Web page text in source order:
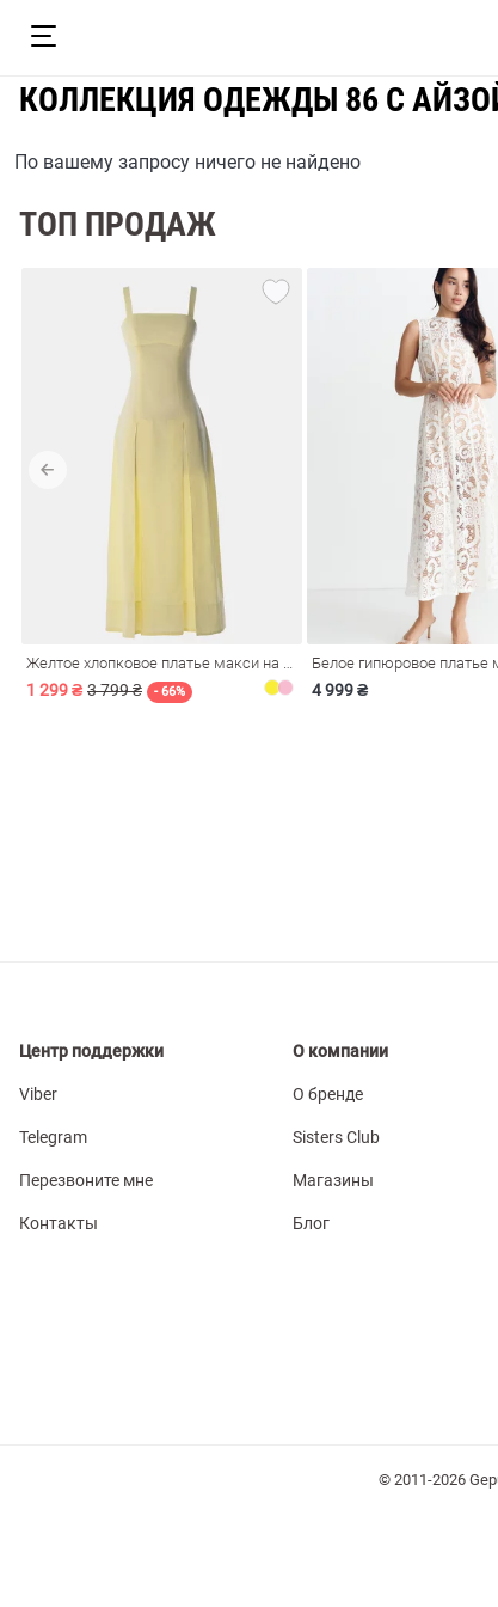
КОЛЛЕКЦИЯ ОДЕЖДЫ 86 С
По вашему запросу ничего не найдено
ТОП ПРОДАЖ
1 299 ₴ 3 799 ₴ - 66%
Белое гипюровое платье
4 999 ₴
Центр поддержки
Viber
Telegram
Перезвоните мне
Контакты
О компании
О бренде
Sisters Club
Магазины
Блог
© 2011-2026